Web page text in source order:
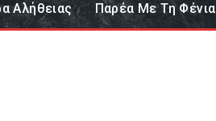
Αλήθειας Παρέα Με Τη Φένια